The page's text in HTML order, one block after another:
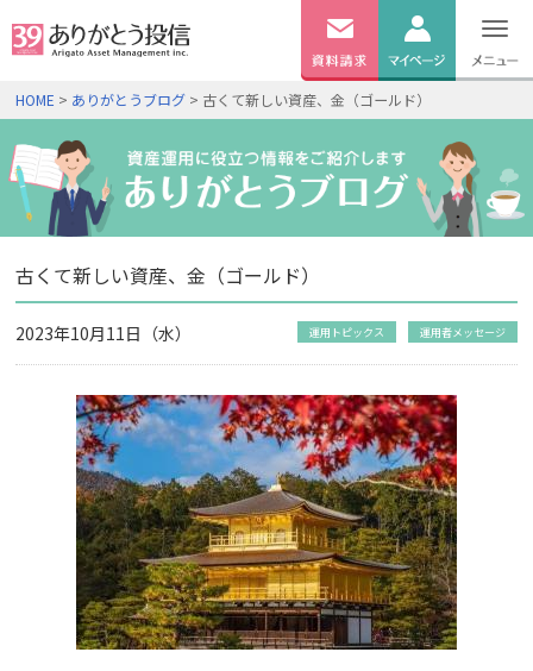
無料資料
請求
ログイン
HOME > ありがとうブログ > 古くて新しい資産、金（ゴールド）
古くて新しい資産、金（ゴールド）
2023年10月11日（水） 運用トピックス 運用者メッセージ